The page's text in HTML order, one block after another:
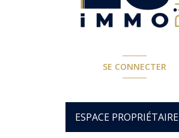
SE CONNECTER
ESPACE PROPRIÉTAIRE